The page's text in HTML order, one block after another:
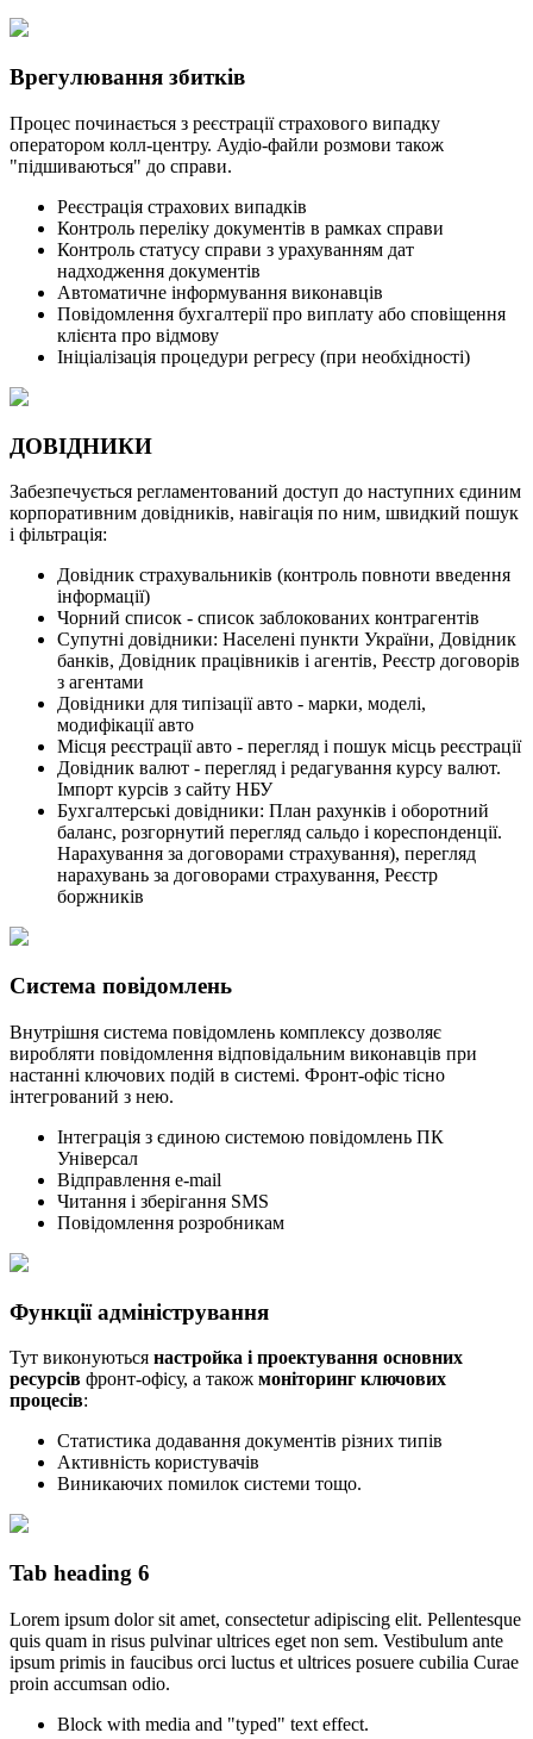
Врегулювання збитків
Процес починається з реєстрації страхового випадку
оператором колл-центру. Аудіо-файли розмови також
"підшиваються" до справи.
Реєстрація страхових випадків
Контроль переліку документів в рамках справи
Контроль статусу справи з урахуванням дат
надходження документів
Автоматичне інформування виконавців
Повідомлення бухгалтерії про виплату або сповіщення
клієнта про відмову
Ініціалізація процедури регресу (при необхідності)
ДОВІДНИКИ
Забезпечується регламентований доступ до наступних єдиним
корпоративним довідників, навігація по ним, швидкий пошук
і фільтрація:
Довідник страхувальників (контроль повноти введення
інформації)
Чорний список - список заблокованих контрагентів
Супутні довідники: Населені пункти України, Довідник
банків, Довідник працівників і агентів, Реєстр договорів
з агентами
Довідники для типізації авто - марки, моделі,
модифікації авто
Місця реєстрації авто - перегляд і пошук місць реєстрації
Довідник валют - перегляд і редагування курсу валют.
Імпорт курсів з сайту НБУ
Бухгалтерські довідники: План рахунків і оборотний
баланс, розгорнутий перегляд сальдо і кореспонденції.
Нарахування за договорами страхування), перегляд
нарахувань за договорами страхування, Реєстр
боржників
Система повідомлень
Внутрішня система повідомлень комплексу дозволяє
виробляти повідомлення відповідальним виконавців при
настанні ключових подій в системі. Фронт-офіс тісно
інтегрований з нею.
Інтеграція з єдиною системою повідомлень ПК
Універсал
Відправлення e-mail
Читання і зберігання SMS
Повідомлення розробникам
Функції адміністрування
Тут виконуються настройка і проектування основних
ресурсів фронт-офісу, а також моніторинг ключових
процесів:
Статистика додавання документів різних типів
Активність користувачів
Виникаючих помилок системи тощо.
Tab heading 6
Lorem ipsum dolor sit amet, consectetur adipiscing elit. Pellentesque
quis quam in risus pulvinar ultrices eget non sem. Vestibulum ante
ipsum primis in faucibus orci luctus et ultrices posuere cubilia Curae
proin accumsan odio.
Block with media and "typed" text effect.